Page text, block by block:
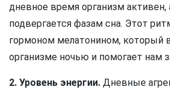
дневное время организм активен,
подвергается фазам сна. Этот
гормоном мелатонином, который
организме ночью и помогает нам
2. Уровень энергии. Дневные